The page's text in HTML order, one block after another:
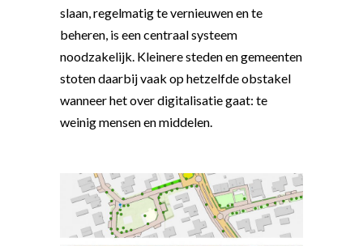
slaan, regelmatig te vernieuwen en te
beheren, is een centraal systeem
noodzakelijk. Kleinere steden en gemeenten
stoten daarbij vaak op hetzelfde obstakel
wanneer het over digitalisatie gaat: te
weinig mensen en middelen.